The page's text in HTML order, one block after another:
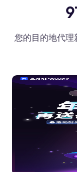
您的目的地代理